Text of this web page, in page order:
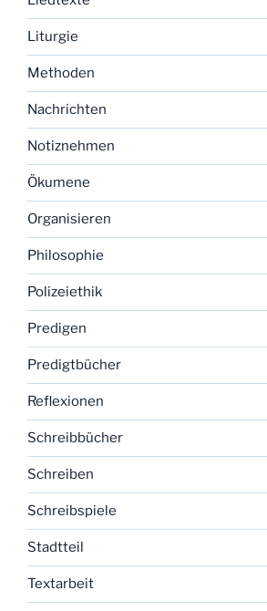
Liturgie
Methoden
Nachrichten
Notiznehmen
Ökumene
Organisieren
Philosophie
Polizeiethik
Predigen
Predigtbücher
Reflexionen
Schreibbücher
Schreiben
Schreibspiele
Stadtteil
Textarbeit